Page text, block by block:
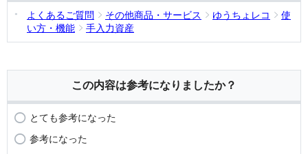
よくあるご質問 その他商品・サービス ゆうちょレコ
使
い方・機能
手入力資産
この内容は参考になりましたか？
とても参考になった
参考になった